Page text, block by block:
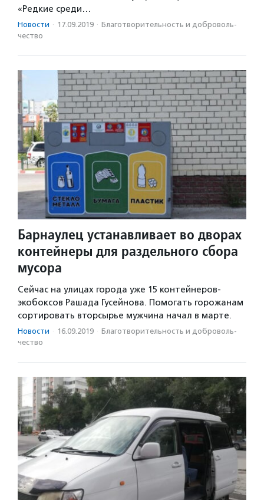
«Редкие среди…
Новости · 17.09.2019 · Благотвори­тель­ность и доброволь­
чест­во
Барнаулец устанавливает во дворах
контейнеры для раздельного сбора
мусора
Сейчас на улицах города уже 15 контейнеров-
экобоксов Рашада Гусейнова. Помогать горожанам
сортировать вторсырье мужчина начал в марте.
Новости · 16.09.2019 · Благотвори­тель­ность и доброволь­
чест­во